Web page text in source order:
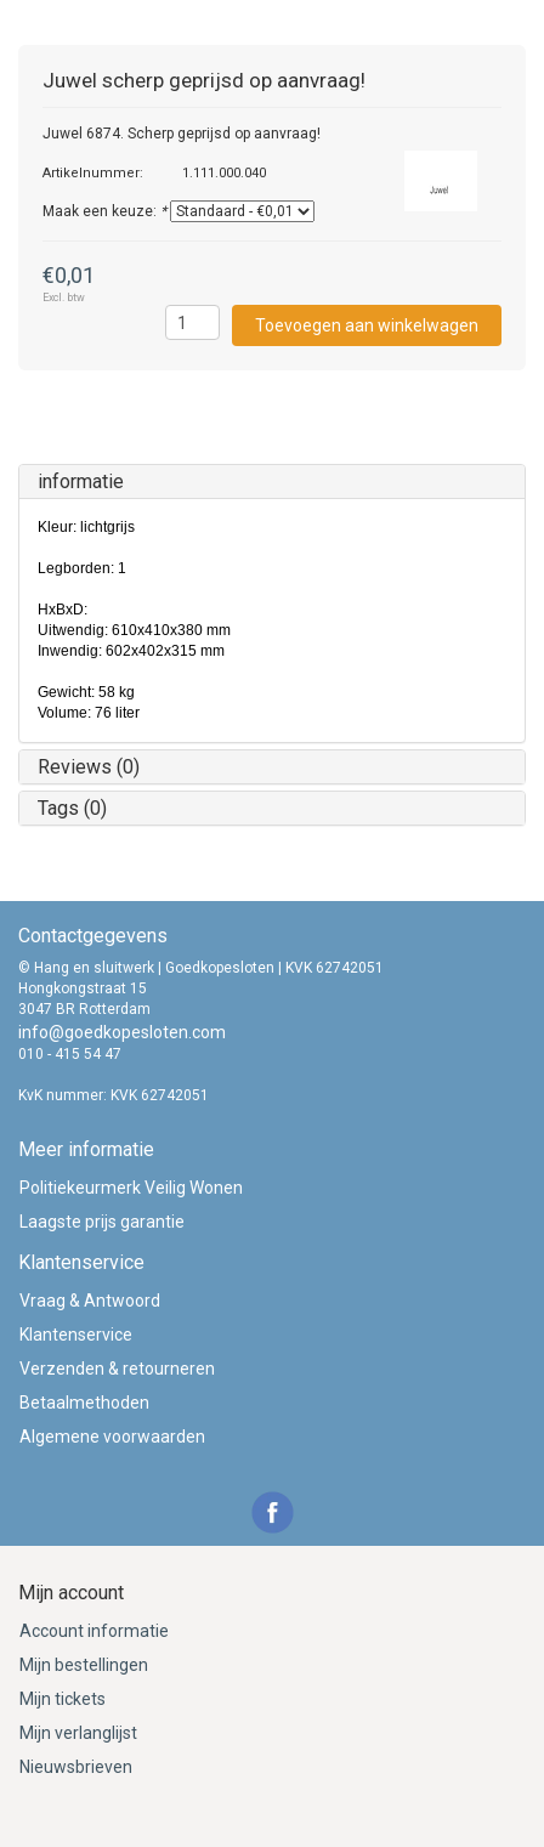
Juwel scherp geprijsd op aanvraag!
Juwel 6874. Scherp geprijsd op aanvraag!
Artikelnummer: 1.111.000.040
Maak een keuze: *
€0,01
Excl. btw
Toevoegen aan winkelwagen
informatie
Kleur: lichtgrijs
Legborden: 1
HxBxD:
Uitwendig: 610x410x380 mm
Inwendig: 602x402x315 mm
Gewicht: 58 kg
Volume: 76 liter
Reviews (0)
Tags (0)
Contactgegevens
© Hang en sluitwerk | Goedkopesloten | KVK 62742051
Hongkongstraat 15
3047 BR Rotterdam
info@goedkopesloten.com
010 - 415 54 47
KvK nummer: KVK 62742051
Meer informatie
Politiekeurmerk Veilig Wonen
Laagste prijs garantie
Klantenservice
Vraag & Antwoord
Klantenservice
Verzenden & retourneren
Betaalmethoden
Algemene voorwaarden
Mijn account
Account informatie
Mijn bestellingen
Mijn tickets
Mijn verlanglijst
Nieuwsbrieven